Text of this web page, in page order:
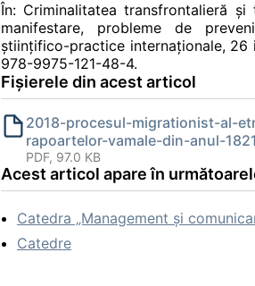
În: Criminalitatea transfrontalieră
manifestare, probleme de
ştiinţifico-practice internaţionale, 26
978-9975-121-48-4.
Fișierele din acest articol
2018-procesul-migrationist-al-
rapoartelor-vamale-din-anul-1821
PDF, 97.0 KB
Acest articol apare în
Catedra „Management și
Catedre